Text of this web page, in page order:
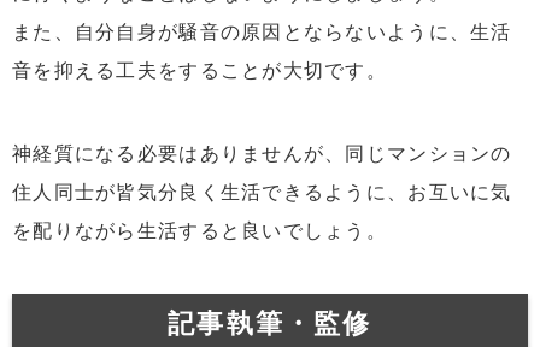
また、自分自身が騒音の原因とならないように、生活
音を抑える工夫をすることが大切です。
神経質になる必要はありませんが、同じマンションの
住人同士が皆気分良く生活できるように、お互いに気
を配りながら生活すると良いでしょう。
記事執筆・監修